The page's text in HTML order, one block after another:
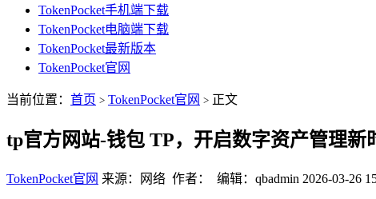
TokenPocket手机端下载
TokenPocket电脑端下载
TokenPocket最新版本
TokenPocket官网
当前位置： 首页 > TokenPocket官网 > 正文
tp官方网站-钱包 TP，开启数字资产管理新
TokenPocket官网 来源：网络 作者： 编辑：qbadmin 2026-03-26